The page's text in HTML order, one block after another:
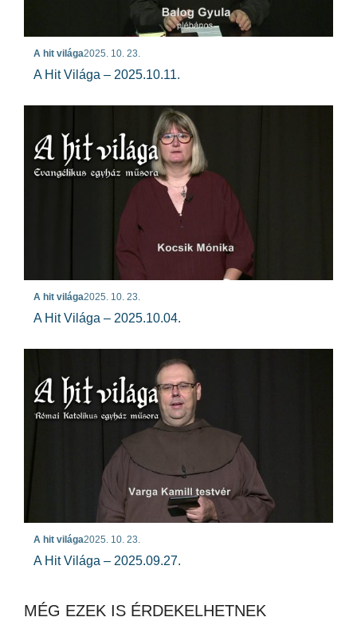
A hit világa2025. 10. 23.
A Hit Világa – 2025.10.11.
A hit világa2025. 10. 23.
A Hit Világa – 2025.10.04.
A hit világa2025. 10. 23.
A Hit Világa – 2025.09.27.
MÉG EZEK IS ÉRDEKELHETNEK